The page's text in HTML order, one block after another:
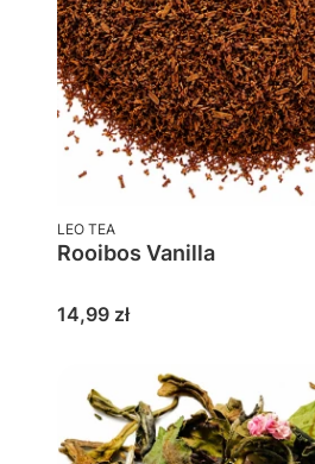
PRODUCENT
LEO TEA
Rooibos Vanilla
Cena
14,99 zł